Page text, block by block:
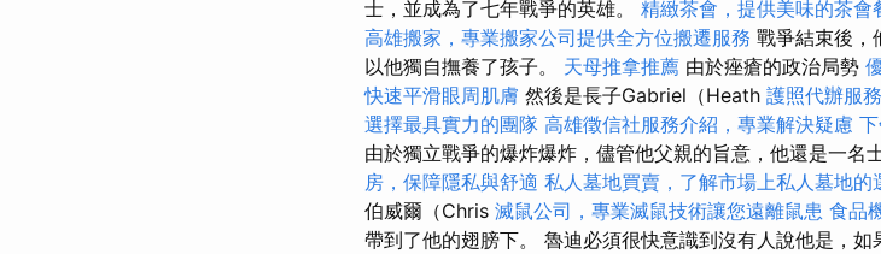
士，並成為了七年戰爭的英雄。 精緻茶會，提供美味的茶會
高雄搬家，專業搬家公司提供全方位搬遷服務 戰爭結束後，
以他獨自撫養了孩子。 天母推拿推薦 由於痤瘡的政治局勢
快速平滑眼周肌膚 然後是長子Gabriel（Heath 護照代辦服
選擇最具實力的團隊 高雄徵信社服務介紹，專業解決疑慮
由於獨立戰爭的爆炸爆炸，儘管他父親的旨意，他還是一名
房，保障隱私與舒適 私人墓地買賣，了解市場上私人墓地的
伯威爾（Chris 滅鼠公司，專業滅鼠技術讓您遠離鼠患 食品
帶到了他的翅膀下。 魯迪必須很快意識到沒有人說他是，